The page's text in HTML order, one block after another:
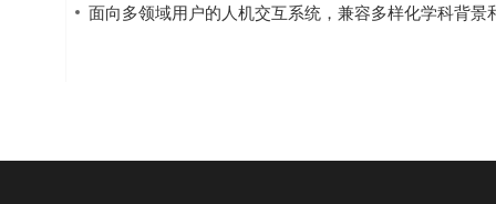
面向多领域用户的人机交互系统，兼容多样化学科背